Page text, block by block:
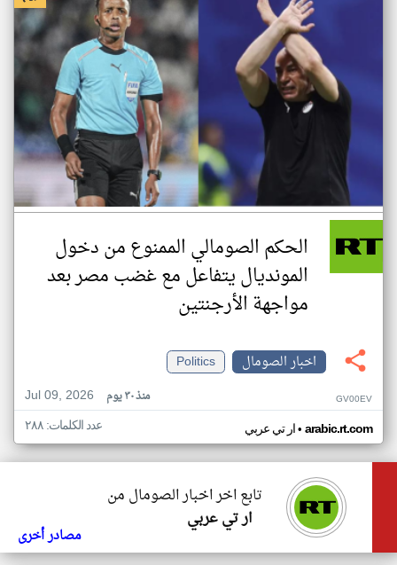
الحكم الصومالي الممنوع من دخول
المونديال يتفاعل مع غضب مصر بعد
مواجهة الأرجنتين
اخبار الصومال
Politics
Jul 09, 2026
منذ ٣٠ يوم GV00EV
ار تي عربي• arabic.rt.com عدد الكلمات: ٢٨٨
تابع اخر اخبار الصومال من
ار تي عربي
مصادر أخرى